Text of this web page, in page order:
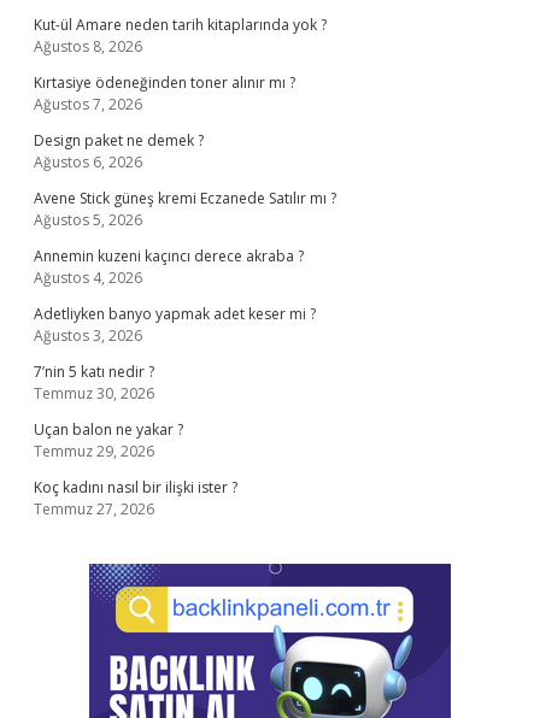
Kut-ül Amare neden tarih kitaplarında yok ?
Ağustos 8, 2026
Kırtasiye ödeneğinden toner alınır mı ?
Ağustos 7, 2026
Design paket ne demek ?
Ağustos 6, 2026
Avene Stick güneş kremi Eczanede Satılır mı ?
Ağustos 5, 2026
Annemin kuzeni kaçıncı derece akraba ?
Ağustos 4, 2026
Adetliyken banyo yapmak adet keser mi ?
Ağustos 3, 2026
7’nin 5 katı nedir ?
Temmuz 30, 2026
Uçan balon ne yakar ?
Temmuz 29, 2026
Koç kadını nasıl bir ilişki ister ?
Temmuz 27, 2026